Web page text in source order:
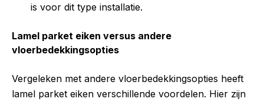
is voor dit type installatie.
Lamel parket eiken versus andere
vloerbedekkingsopties
Vergeleken met andere vloerbedekkingsopties heeft
lamel parket eiken verschillende voordelen. Hier zijn